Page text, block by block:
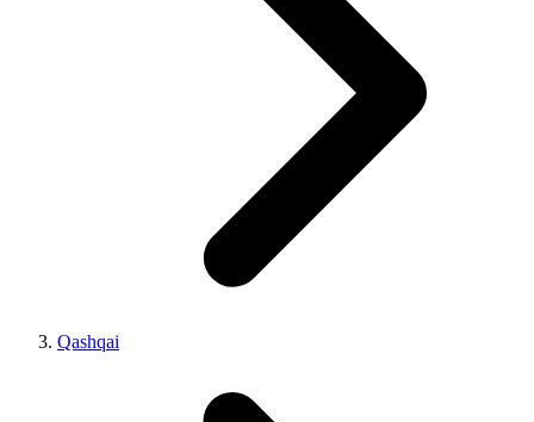
Qashqai